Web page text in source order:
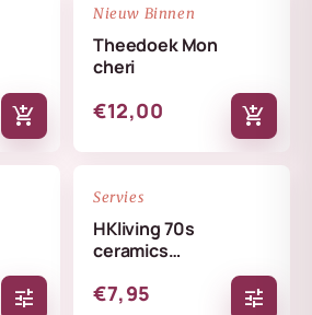
add_shopping_cart
NIEUW
Nieuw Binnen
Theedoek Mon
cheri
€12,00 add_shopping_cart
tune
Servies
HKliving 70s
ceramics
€7,95 tune